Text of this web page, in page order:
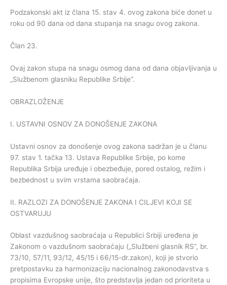
Podzakonski akt iz člana 15. stav 4. ovog zakona biće donet u
roku od 90 dana od dana stupanja na snagu ovog zakona.
Član 23.
Ovaj zakon stupa na snagu osmog dana od dana objavljivanja u
„Službenom glasniku Republike Srbije”.
OBRAZLOŽENJE
I. USTAVNI OSNOV ZA DONOŠENJE ZAKONA
Ustavni osnov za donošenje ovog zakona sadržan je u članu
97. stav 1. tačka 13. Ustava Republike Srbije, po kome
Republika Srbija uređuje i obezbeđuje, pored ostalog, režim i
bezbednost u svim vrstama saobraćaja.
II. RAZLOZI ZA DONOŠENJE ZAKONA I CILJEVI KOJI SE
OSTVARUJU
Oblast vazdušnog saobraćaja u Republici Srbiji uređena je
Zakonom o vazdušnom saobraćaju („Službeni glasnik RS”, br.
73/10, 57/11, 93/12, 45/15 i 66/15-dr.zakon), koji je stvorio
pretpostavku za harmonizaciju nacionalnog zakonodavstva s
propisima Evropske unije, što predstavlja jedan od prioriteta u